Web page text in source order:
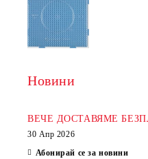
Новини
ВЕЧЕ ДОСТАВЯМЕ
30 Апр 2026
Абонирай се за новини